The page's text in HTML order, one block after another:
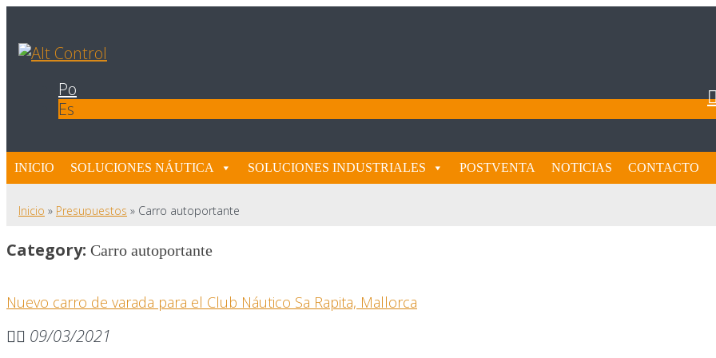
Po
Es
INICIO SOLUCIONES NÁUTICA SOLUCIONES INDUSTRIALES POSTVENTA NOTICIAS CONTACTO
Inicio » Presupuestos » Carro autoportante
Category: Carro autoportante
Nuevo carro de varada para el Club Náutico Sa Rapita, Mallorca
09/03/2021